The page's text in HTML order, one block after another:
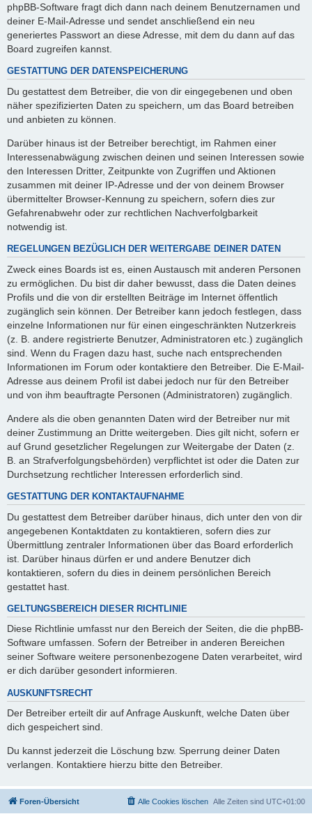
phpBB-Software fragt dich dann nach deinem Benutzernamen und
deiner E-Mail-Adresse und sendet anschließend ein neu
generiertes Passwort an diese Adresse, mit dem du dann auf das
Board zugreifen kannst.
GESTATTUNG DER DATENSPEICHERUNG
Du gestattest dem Betreiber, die von dir eingegebenen und oben
näher spezifizierten Daten zu speichern, um das Board betreiben
und anbieten zu können.
Darüber hinaus ist der Betreiber berechtigt, im Rahmen einer
Interessenabwägung zwischen deinen und seinen Interessen sowie
den Interessen Dritter, Zeitpunkte von Zugriffen und Aktionen
zusammen mit deiner IP-Adresse und der von deinem Browser
übermittelter Browser-Kennung zu speichern, sofern dies zur
Gefahrenabwehr oder zur rechtlichen Nachverfolgbarkeit
notwendig ist.
REGELUNGEN BEZÜGLICH DER WEITERGABE DEINER DATEN
Zweck eines Boards ist es, einen Austausch mit anderen Personen
zu ermöglichen. Du bist dir daher bewusst, dass die Daten deines
Profils und die von dir erstellten Beiträge im Internet öffentlich
zugänglich sein können. Der Betreiber kann jedoch festlegen, dass
einzelne Informationen nur für einen eingeschränkten Nutzerkreis
(z. B. andere registrierte Benutzer, Administratoren etc.) zugänglich
sind. Wenn du Fragen dazu hast, suche nach entsprechenden
Informationen im Forum oder kontaktiere den Betreiber. Die E-Mail-
Adresse aus deinem Profil ist dabei jedoch nur für den Betreiber
und von ihm beauftragte Personen (Administratoren) zugänglich.
Andere als die oben genannten Daten wird der Betreiber nur mit
deiner Zustimmung an Dritte weitergeben. Dies gilt nicht, sofern er
auf Grund gesetzlicher Regelungen zur Weitergabe der Daten (z.
B. an Strafverfolgungsbehörden) verpflichtet ist oder die Daten zur
Durchsetzung rechtlicher Interessen erforderlich sind.
GESTATTUNG DER KONTAKTAUFNAHME
Du gestattest dem Betreiber darüber hinaus, dich unter den von dir
angegebenen Kontaktdaten zu kontaktieren, sofern dies zur
Übermittlung zentraler Informationen über das Board erforderlich
ist. Darüber hinaus dürfen er und andere Benutzer dich
kontaktieren, sofern du dies in deinem persönlichen Bereich
gestattet hast.
GELTUNGSBEREICH DIESER RICHTLINIE
Diese Richtlinie umfasst nur den Bereich der Seiten, die die phpBB-
Software umfassen. Sofern der Betreiber in anderen Bereichen
seiner Software weitere personenbezogene Daten verarbeitet, wird
er dich darüber gesondert informieren.
AUSKUNFTSRECHT
Der Betreiber erteilt dir auf Anfrage Auskunft, welche Daten über
dich gespeichert sind.
Du kannst jederzeit die Löschung bzw. Sperrung deiner Daten
verlangen. Kontaktiere hierzu bitte den Betreiber.
Foren-Übersicht Alle Zeiten sind UTC+01:00
Alle Cookies löschen